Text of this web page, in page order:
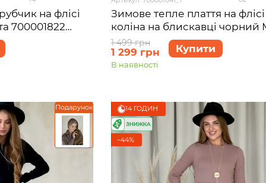
на флісі
700001822
Зимове тепле плаття на
коліна на блискавці чорний
Антоні 700001041, розмір 42-
1 499 грн
1 299 грн Купити
В наявності
Подарунок 14 ГОДИН
−44%